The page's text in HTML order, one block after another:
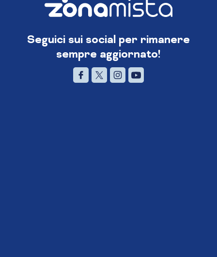
Seguici sui social per rimanere
sempre aggiornato!